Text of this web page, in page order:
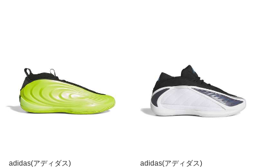
adidas(アディダス)
adidas(アディダス)